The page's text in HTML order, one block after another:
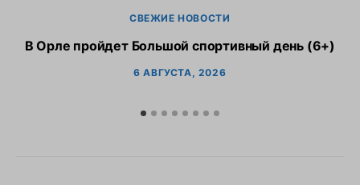
СВЕЖИЕ НОВОСТИ
В Орле пройдет Большой спортивный день (6+)
6 АВГУСТА, 2026